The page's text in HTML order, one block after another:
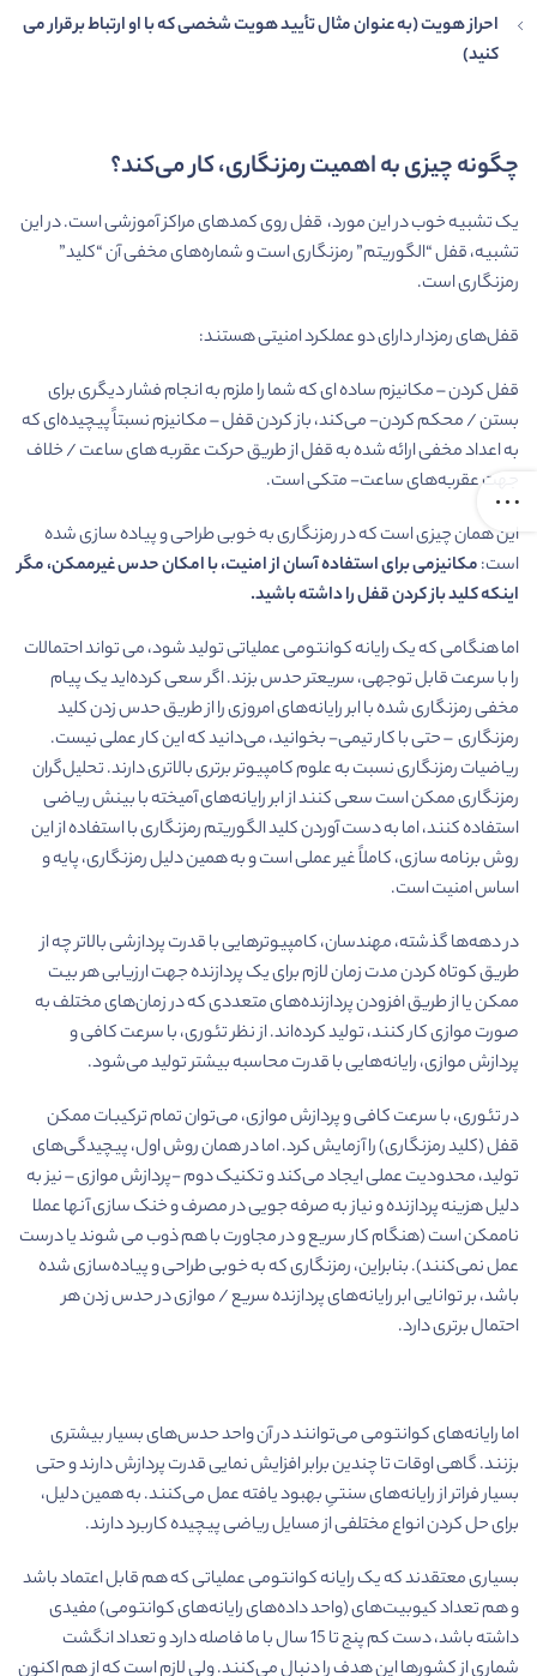
احراز هویت (به عنوان مثال تأیید هویت شخصی که با او ارتباط برقرار می
کنید)
چگونه چیزی به اهمیت رمزنگاری، کار می‌کند؟
یک تشبیه خوب در این مورد، قفل روی کمدهای مراکز آموزشی است. در این
تشبیه، قفل “الگوریتم” رمزنگاری است و شماره‌های مخفی آن “کلید”
رمزنگاری است.
قفل‌های رمزدار دارای دو عملکرد امنیتی هستند:
قفل کردن – مکانیزم ساده ای که شما را ملزم به انجام فشار دیگری برای
بستن / محکم کردن- می‌کند، باز کردن قفل – مکانیزم نسبتاً پیچیده‌ای که
به اعداد مخفی ارائه شده به قفل از طریق حرکت عقربه های ساعت / خلاف
جهت عقربه‌های ساعت- متکی است.
این همان چیزی است که در رمزنگاری به خوبی طراحی و پیاده سازی شده
است:مکانیزمی برای استفاده آسان از امنیت، با امکان حدس غیرممکن، مگر
اینکه کلید باز کردن قفل را داشته باشید.
اما هنگامی که یک رایانه کوانتومی عملیاتی تولید شود، می تواند احتمالات
را با سرعت قابل توجهی، سریعتر حدس بزند. اگر سعی کرده‌اید یک پیام
مخفی رمزنگاری شده با ابر رایانه‌های امروزی را از طریق حدس زدن کلید
رمزنگاری – حتی با کار تیمی- بخوانید، می‌دانید که این کار عملی نیست.
ریاضیات رمزنگاری نسبت به علوم کامپیوتر برتری بالاتری دارند. تحلیل‌گران
رمزنگاری ممکن است سعی کنند از ابر رایانه‌های آمیخته با بینش ریاضی
استفاده کنند، اما به دست آوردن کلید الگوریتم رمزنگاری با استفاده از این
روش برنامه سازی، کاملاً غیر عملی است و به همین دلیل رمزنگاری، پایه و
اساس امنیت است.
در دهه‌ها گذشته، مهندسان، کامپیوترهایی با قدرت پردازشی بالاتر چه از
طریق کوتاه کردن مدت زمان لازم برای یک پردازنده جهت ارزیابی هر بیت
ممکن یا از طریق افزودن پردازنده‌های متعددی که در زمان‌های مختلف به
صورت موازی کار کنند، تولید کرده‌اند. از نظر تئوری، با سرعت کافی و
پردازش موازی، رایانه‌هایی با قدرت محاسبه بیشتر تولید می‌شود.
در تئوری، با سرعت کافی و پردازش موازی، می‌توان تمام ترکیبات ممکن
قفل (کلید رمزنگاری) را آزمایش کرد. اما در همان روش اول، پیچیدگی‌های
تولید، محدودیت عملی ایجاد می‌کند و تکنیک دوم -پردازش موازی – نیز به
دلیل هزینه پردازنده و نیاز به صرفه جویی در مصرف و خنک سازی آنها عملا
ناممکن است (هنگام کار سریع و در مجاورت با هم ذوب می شوند یا درست
عمل نمی‌کنند). بنابراین، رمزنگاری که به خوبی طراحی و پیاده‌سازی شده
باشد، بر توانایی ابر رایانه‌های پردازنده سریع / موازی در حدس زدن هر
احتمال برتری دارد.
اما رایانه‌های کوانتومی می‌توانند در آن واحد حدس‌های بسیار بیشتری
بزنند. گاهی اوقات تا چندین برابر افزایش نمایی قدرت پردازش دارند و حتی
بسیار فراتر از رایانه‌های سنتیِ بهبود یافته عمل می‌کنند. به همین دلیل،
برای حل کردن انواع مختلفی از مسایل ریاضی پیچیده کاربرد دارند.
بسیاری معتقدند که یک رایانه کوانتومی عملیاتی که هم قابل اعتماد باشد
و هم تعداد کیوبیت‌های (واحد داده‌های رایانه‌های کوانتومی) مفیدی
داشته باشد، دست کم پنج تا 15 سال با ما فاصله دارد و تعداد انگشت
شماری از کشورها این هدف را دنبال می‌کنند. ولی لازم است که از هم اکنون